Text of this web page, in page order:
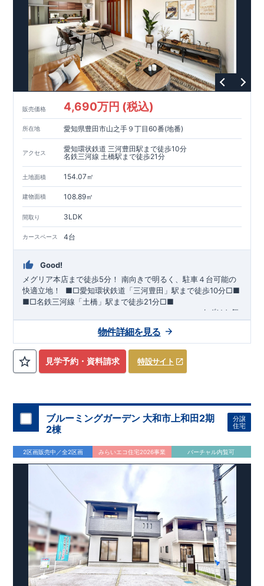
います。
【耐震等級3取得】
・東栄住宅の建物は、国が定めた耐震等級で最高の3を取得。
建築基準法で定められた、｢数百年に一度発生する地震に対し
て、倒壊、崩壊しない。｣という基準から、さらに1.5倍の耐震
力を達成しています。
【住宅性能評価ダブル取得】
・設計住宅性能評価：建物設計段階で、国が認めた第三者機関
が評価しています。
・建設住宅性能評価：評価を受けた図面通りに施工されている
か、建設までに、計4回のチェックが行われます。
図面や書類上だけでなく、現場の施工状況を検査した上で、品
質を保証しています。
【長期優良住宅】
・東栄住宅は国が定める全7つの技術基準をクリアしています。
長期優良住宅とは、｢良い家を作って、きちんと手入れをして、
長く大切に使う｣ことを目的とした認定制度。住宅ローン減税、
固定資産税などの税制優遇を受けられるだけでなく、中古市場
でも、長期優良住宅が有利に働きます。
【充実のアフターサポート】
・東栄住宅では、お引渡し後最大10回の無料定期点検と、60年
え、アフターサービスを外部の業者に委託せず、東栄住宅グル
ープ「東栄ホームサービス株式会社」にて責任をもって対応い
販売価格 4,690万円 (税込)
所在地 愛知県豊田市山之手９丁目60番(地番)
アクセス
愛知環状鉄道 三河豊田駅まで徒歩10分
名鉄三河線 土橋駅まで徒歩21分
土地面積 154.07㎡
建物面積 108.89㎡
間取り 3LDK
カースペース 4台
Good!
メグリア本店まで徒歩5分！ ​南向きで明るく、駐車４台可能の
快適立地！
■□愛知環状鉄道「三河豊田」駅まで徒歩10分□■
■□名鉄三河線「土橋」駅まで徒歩21分□■
まずはお気
ー・ーーー・ーーー・ーーー・ーーー・ーーー ​
おすすめポイント★​
・キッズデザイン賞を受賞した土間ルームを採用！ ​雨・気温
を気にせず過ごせるお子様やペットの遊び ​​ スペースや、
DIY
・お友達とのおしゃべり空間に！​ ​・混みがちな朝でも家族
ない！
・書斎 は仕事や趣味の部屋だけでなく、​ ストーブや扇風機な
どの季節モノ、 ​ 家族の衣類など収納スペースとしても ​ 使
える便利な空間！ ​ ​・奥行のあるインナーバルコニーは​雨が
降り込みにくいので、​ 急な天気の変化にも対応できる！
スマートフォンで見やすい特設サイトはこちら
https://www.e-blooming.com/bukken/83975016/
見学予約・資料請求 特設サイト
物件詳細を見る
ブルーミングガーデン 大和市上和田2期
2棟
分譲
住宅
2区画販売中／全2区画 みらいエコ住宅2026事業 バーチャル内覧可